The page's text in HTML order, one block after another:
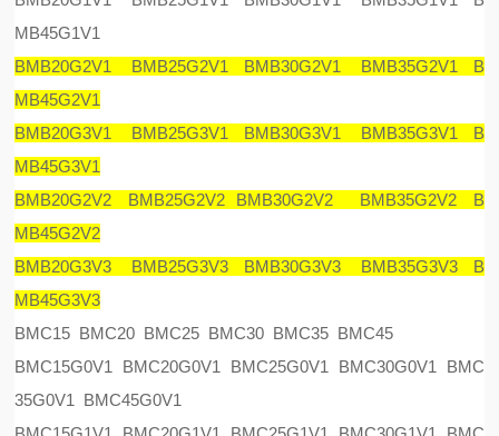
MB45G1V1
BMB20G2V1 BMB25G2V1 BMB30G2V1 BMB35G2V1 B
MB45G2V1
BMB20G3V1 BMB25G3V1 BMB30G3V1 BMB35G3V1 B
MB45G3V1
BMB20G2V2 BMB25G2V2 BMB30G2V2 BMB35G2V2 B
MB45G2V2
BMB20G3V3 BMB25G3V3 BMB30G3V3 BMB35G3V3 B
MB45G3V3
BMC15 BMC20 BMC25 BMC30 BMC35 BMC45
BMC15G0V1 BMC20G0V1 BMC25G0V1 BMC30G0V1 BMC
35G0V1 BMC45G0V1